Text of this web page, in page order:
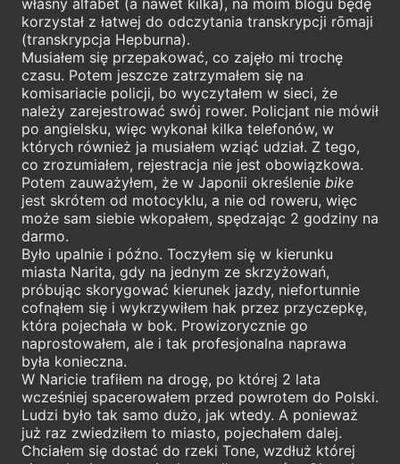
korzystał z łatwej do odczytania transkrypcji rōmaji
(transkrypcja Hepburna).
Musiałem się przepakować, co zajęło mi trochę
czasu. Potem jeszcze zatrzymałem się na
komisariacie policji, bo wyczytałem w sieci, że
należy zarejestrować swój rower. Policjant nie mówił
po angielsku, więc wykonał kilka telefonów, w
których również ja musiałem wziąć udział. Z tego,
co zrozumiałem, rejestracja nie jest obowiązkowa.
Potem zauważyłem, że w Japonii określenie bike
jest skrótem od motocyklu, a nie od roweru, więc
może sam siebie wkopałem, spędzając 2 godziny na
darmo.
Było upalnie i późno. Toczyłem się w kierunku
miasta Narita, gdy na jednym ze skrzyżowań,
próbując skorygować kierunek jazdy, niefortunnie
cofnąłem się i wykrzywiłem hak przez przyczepkę,
która pojechała w bok. Prowizorycznie go
naprostowałem, ale i tak profesjonalna naprawa
była konieczna.
W Naricie trafiłem na drogę, po której 2 lata
wcześniej spacerowałem przed powrotem do Polski.
Ludzi było tak samo dużo, jak wtedy. A ponieważ
już raz zwiedziłem to miasto, pojechałem dalej.
Chciałem się dostać do rzeki Tone, wzdłuż której